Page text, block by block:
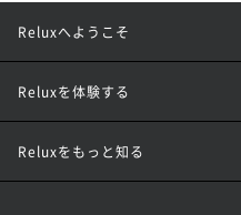
Reluxへようこそ
Reluxを体験する
Reluxをもっと知る